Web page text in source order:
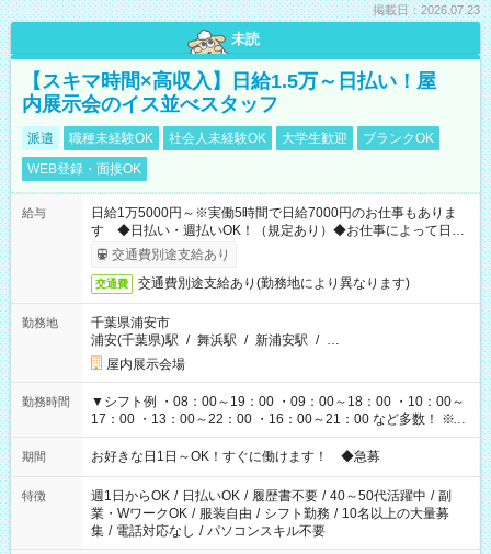
掲載日：2026.07.23
未読
【スキマ時間×高収入】日給1.5万～日払い！屋
内展示会のイス並べスタッフ
派遣 職種未経験OK 社会人未経験OK 大学生歓迎
ブランクOK
WEB登録・面接OK
給与
日給1万5000円～※実働5時間で日給7000円のお仕事もありま
す ◆日払い・週払いOK！（規定あり）◆お仕事によって日給
も異なります
交通費別途支給あり
交通費 交通費別途支給あり(勤務地により異なります)
勤務地
千葉県浦安市
浦安(千葉県)駅 / 舞浜駅 / 新浦安駅 / …
屋内展示会場
勤務時間
▼シフト例 ・08：00～19：00 ・09：00～18：00 ・10：00～
17：00 ・13：00～22：00 ・16：00～21：00 など多数！ ※お
仕事により勤務時間が異なります
期間 お好きな日1日～OK！すぐに働けます！ ◆急募
特徴 週1日からOK / 日払いOK / 履歴書不要 / 40～50代活躍中 / 副
業・WワークOK / 服装自由 / シフト勤務 / 10名以上の大量募
集 / 電話対応なし / パソコンスキル不要